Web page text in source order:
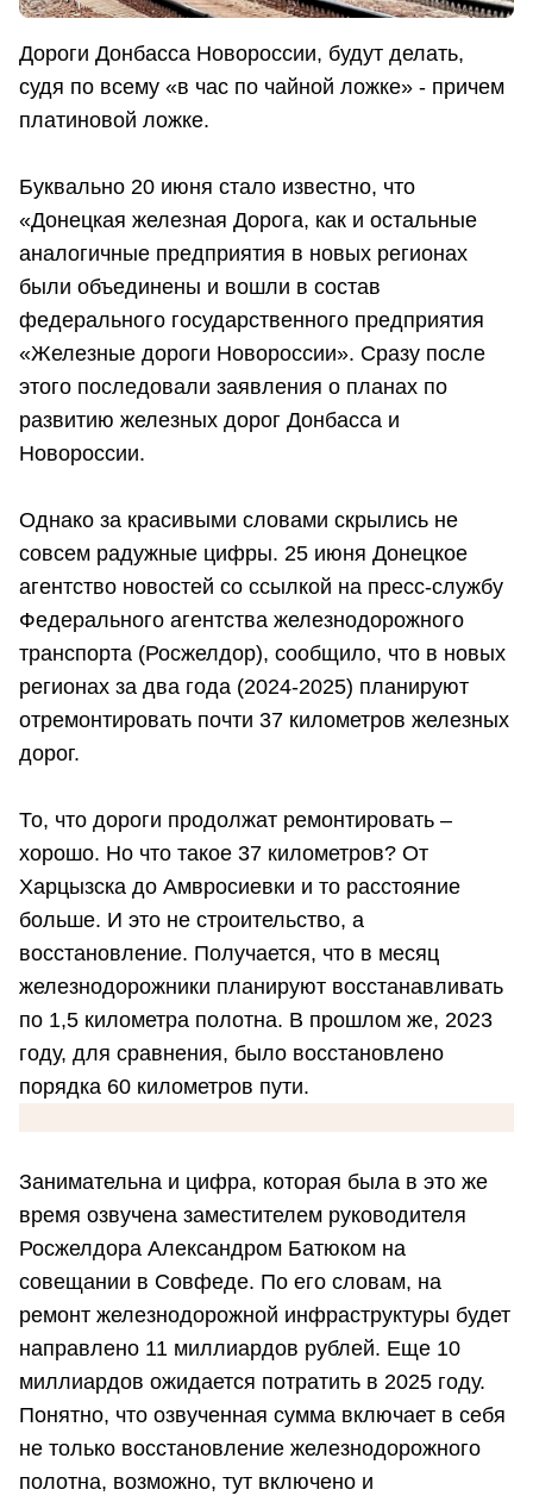
Дороги Донбасса Новороссии, будут делать,
судя по всему «в час по чайной ложке» - причем
платиновой ложке.
Буквально 20 июня стало известно, что
«Донецкая железная Дорога, как и остальные
аналогичные предприятия в новых регионах
были объединены и вошли в состав
федерального государственного предприятия
«Железные дороги Новороссии». Сразу после
этого последовали заявления о планах по
развитию железных дорог Донбасса и
Новороссии.
Однако за красивыми словами скрылись не
совсем радужные цифры. 25 июня Донецкое
агентство новостей со ссылкой на пресс-службу
Федерального агентства железнодорожного
транспорта (Росжелдор), сообщило, что в новых
регионах за два года (2024-2025) планируют
отремонтировать почти 37 километров железных
дорог.
То, что дороги продолжат ремонтировать –
хорошо. Но что такое 37 километров? От
Харцызска до Амвросиевки и то расстояние
больше. И это не строительство, а
восстановление. Получается, что в месяц
железнодорожники планируют восстанавливать
по 1,5 километра полотна. В прошлом же, 2023
году, для сравнения, было восстановлено
порядка 60 километров пути.
Занимательна и цифра, которая была в это же
время озвучена заместителем руководителя
Росжелдора Александром Батюком на
совещании в Совфеде. По его словам, на
ремонт железнодорожной инфраструктуры будет
направлено 11 миллиардов рублей. Еще 10
миллиардов ожидается потратить в 2025 году.
Понятно, что озвученная сумма включает в себя
не только восстановление железнодорожного
полотна, возможно, тут включено и